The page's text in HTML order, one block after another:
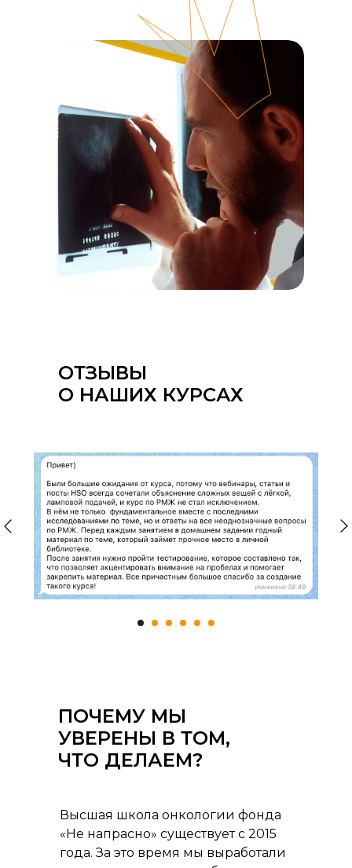
ОТЗЫВЫ
О НАШИХ КУРСАХ
ПОЧЕМУ МЫ
УВЕРЕНЫ В ТОМ,
ЧТО ДЕЛАЕМ?
Высшая школа онкологии фонда
«Не напрасно» существует с 2015
года. За это время мы выработали